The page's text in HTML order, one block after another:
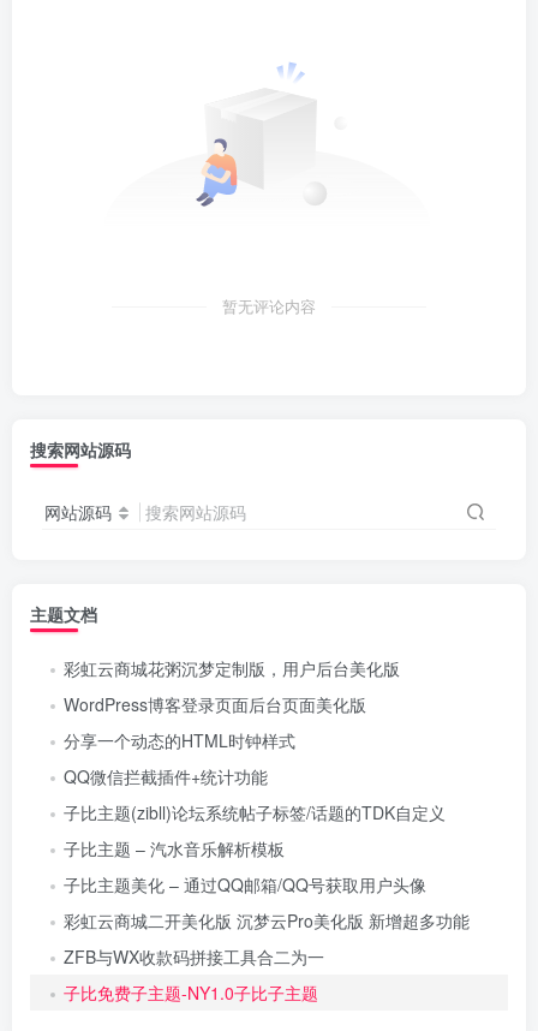
暂无评论内容
搜索网站源码
网站源码 搜索网站源码
主题文档
彩虹云商城花粥沉梦定制版，用户后台美化版
WordPress博客登录页面后台页面美化版
分享一个动态的HTML时钟样式
QQ微信拦截插件+统计功能
子比主题(zibll)论坛系统帖子标签/话题的TDK自定义
子比主题 – 汽水音乐解析模板
子比主题美化 – 通过QQ邮箱/QQ号获取用户头像
彩虹云商城二开美化版 沉梦云Pro美化版 新增超多功能
ZFB与WX收款码拼接工具合二为一
子比免费子主题-NY1.0子比子主题